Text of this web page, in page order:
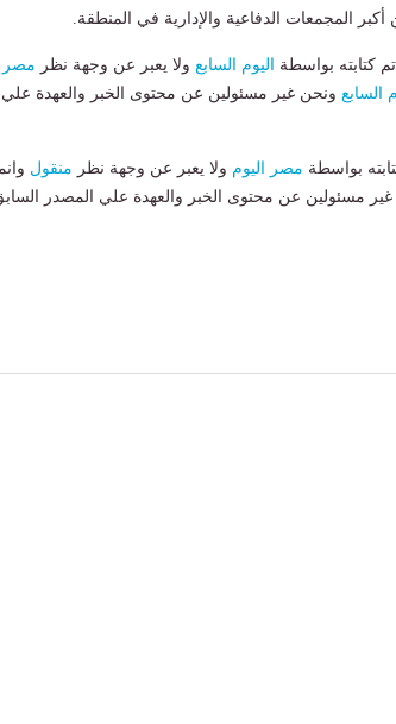
كتابته بواسطة اليوم السابع ولا يعبر عن وجهة نظر مصر
السابع ونحن غير مسئولين عن محتوى الخبر والعهدة
بواسطة مصر اليوم ولا يعبر عن وجهة نظر منقول
مسئولين عن محتوى الخبر والعهدة علي المصدر